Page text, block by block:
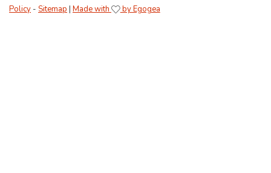
Policy - Sitemap | Made with by Egogea